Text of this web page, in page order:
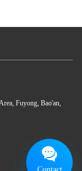
Fuyong, Bao'an,